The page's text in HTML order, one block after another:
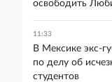
освободить
11:33
В Мексике экс-
по делу об
студентов